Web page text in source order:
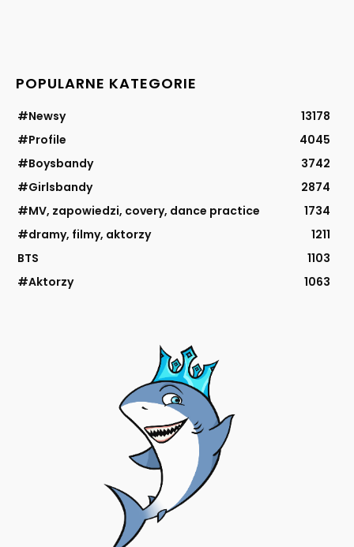
POPULARNE KATEGORIE
#Newsy
13178
#Profile
4045
#Boysbandy
3742
#Girlsbandy
2874
#MV, zapowiedzi, covery, dance practice
1734
#dramy, filmy, aktorzy
1211
BTS
1103
#Aktorzy
1063